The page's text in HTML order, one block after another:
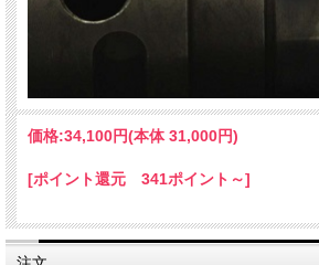
価格:34,100円(本体 31,000円)
[ポイント還元 341ポイント～]